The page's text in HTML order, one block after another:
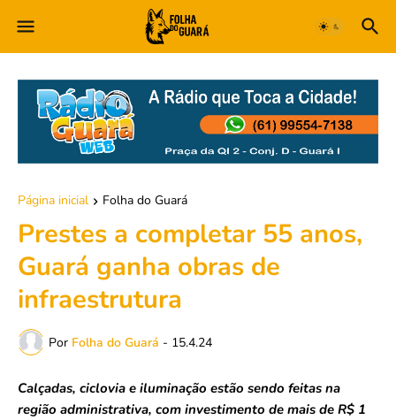
Página inicial Folha do Guará
Prestes a completar 55 anos,
Guará ganha obras de
infraestrutura
Por Folha do Guará - 15.4.24
Calçadas, ciclovia e iluminação estão sendo feitas na
região administrativa, com investimento de mais de R$ 1